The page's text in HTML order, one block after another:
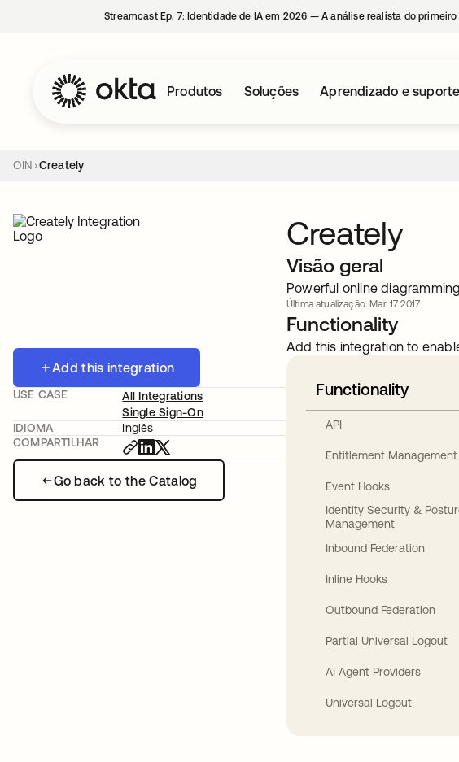
Streamcast Ep. 7: Identidade de IA em 2026 — A análise realista do primeiro
Produtos Soluções Aprendizado e suporte
OIN Creately
Add this integration
Go back to the Catalog
USE CASE
All Integrations
Single Sign-On
IDIOMA
Inglês
COMPARTILHAR
Creately
Visão geral
Powerful online
Última atualização: Mar. 17 2017
Functionality
Add this integration to
Functionality
API
Entitlement Management
Event Hooks
Identity Security &
Management
Inbound Federation
Inline Hooks
Outbound Federation
Partial Universal Logout
AI Agent Providers
Universal Logout